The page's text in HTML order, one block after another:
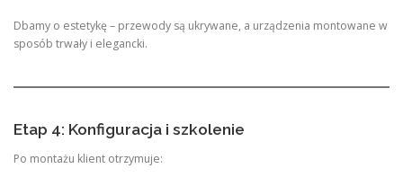
Dbamy o estetykę – przewody są ukrywane, a urządzenia montowane w
sposób trwały i elegancki.
Etap 4: Konfiguracja i szkolenie
Po montażu klient otrzymuje: